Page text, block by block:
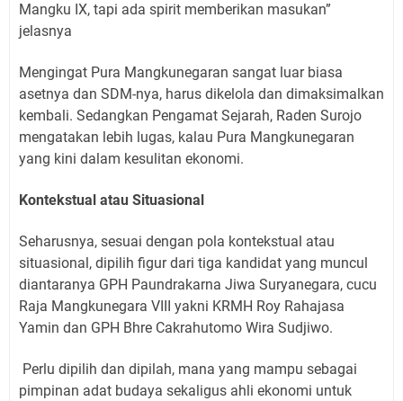
Mangku IX, tapi ada spirit memberikan masukan”
jelasnya
Mengingat Pura Mangkunegaran sangat luar biasa
asetnya dan SDM-nya, harus dikelola dan dimaksimalkan
kembali. Sedangkan Pengamat Sejarah, Raden Surojo
mengatakan lebih lugas, kalau Pura Mangkunegaran
yang kini dalam kesulitan ekonomi.
Kontekstual atau Situasional
Seharusnya, sesuai dengan pola kontekstual atau
situasional, dipilih figur dari tiga kandidat yang muncul
diantaranya GPH Paundrakarna Jiwa Suryanegara, cucu
Raja Mangkunegara VIII yakni KRMH Roy Rahajasa
Yamin dan GPH Bhre Cakrahutomo Wira Sudjiwo.
Perlu dipilih dan dipilah, mana yang mampu sebagai
pimpinan adat budaya sekaligus ahli ekonomi untuk